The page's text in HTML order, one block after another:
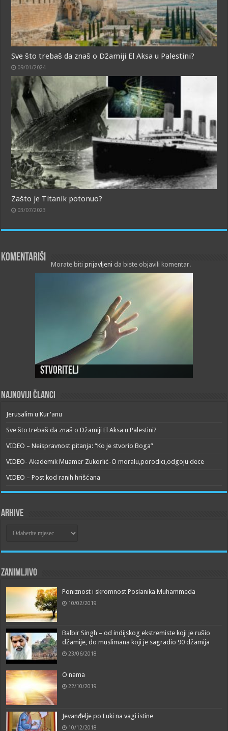
Sve što trebaš da znaš o Džamiji El Aksa u Palestini?
09/01/2024
Zašto je Titanik potonuo?
03/07/2023
Komentariši
Morate bitiprijavljeni da biste objavili komentar.
Stvoritelj
Najnoviji članci
Jerusalim u Kur'anu
Sve što trebaš da znaš o Džamiji El Aksa u Palestini?
VIDEO – Neispravnost pitanja: “Ko je stvorio Boga”
VIDEO- Akademik Muamer Zukorlić-O moralu,porodici,odgoju dece
VIDEO – Post kod ranih hrišćana
Arhive
Zanimljivo
Poniznost i skromnost Poslanika Muhammeda
10/02/2019
Balbir Singh – od indijskog ekstremiste koji je rušio
džamije, do muslimana koji je sagradio 90 džamija
23/06/2018
O nama
22/10/2019
Jevanđelje po Luki na vagi istine
10/12/2018